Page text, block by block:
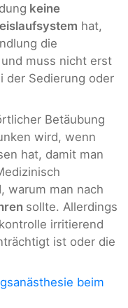
keine
hat,
die
muss nicht erst
der Sedierung oder
Betäubung
wird, wenn
hat, damit man
warum man nach
sollte. Allerdings
irritierend
ist oder die
beim